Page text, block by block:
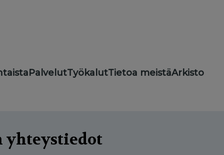
PalvelutTyökalutTietoa meistäArkisto
yhteystiedot